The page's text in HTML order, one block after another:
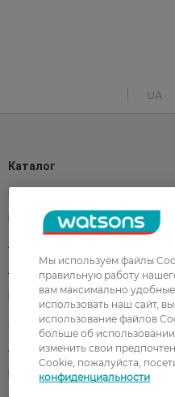
UA
Каталог
Корейская косметика
Парфюмерия
Акции
Лицо
Подарки
Аксессуары
Бренды
Мы используем файлы
правильную работу
вам максимально
использовать наш сайт,
использование файлов
больше об
изменить свои
Cookie, пожалуйста,
конфиденциальности